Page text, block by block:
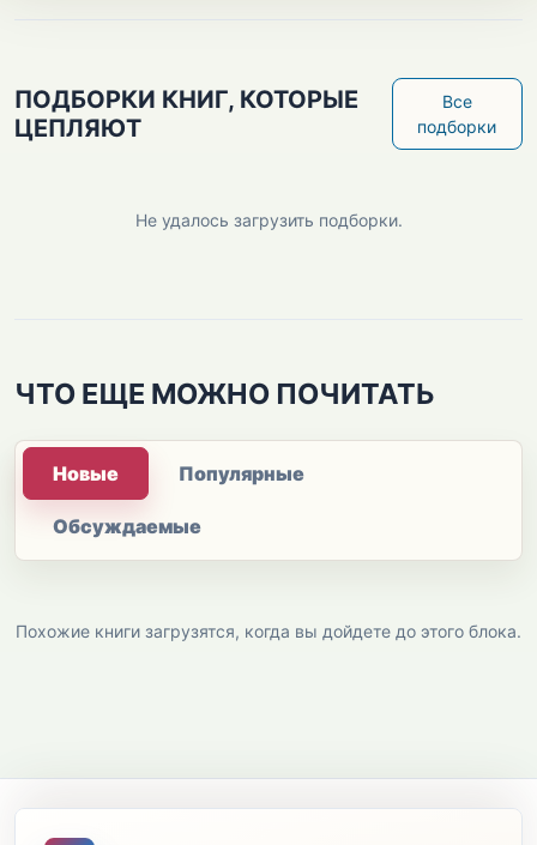
ПОДБОРКИ КНИГ, КОТОРЫЕ
ЦЕПЛЯЮТ
Все
подборки
Не удалось загрузить подборки.
ЧТО ЕЩЕ МОЖНО ПОЧИТАТЬ
Новые Популярные
Обсуждаемые
Похожие книги загрузятся, когда вы дойдете до этого блока.